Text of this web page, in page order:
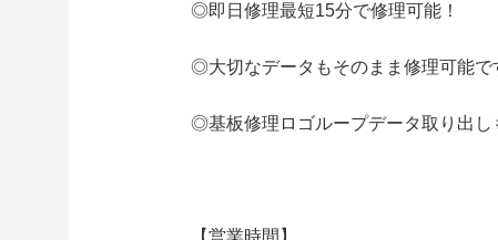
◎即日修理最短15分で修理可能！
◎大切なデータもそのまま修理可能で
◎基板修理 ロゴループデータ取り出し
【営業時間】